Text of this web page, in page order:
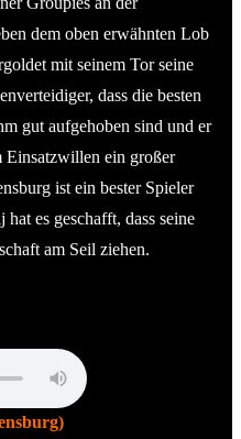
dem oben erwähnten Lob
mit seinem Tor seine
dass die besten
gut aufgehoben sind und er
Einsatzwillen ein großer
ist ein bester Spieler
es geschafft, dass seine
am Seil ziehen.